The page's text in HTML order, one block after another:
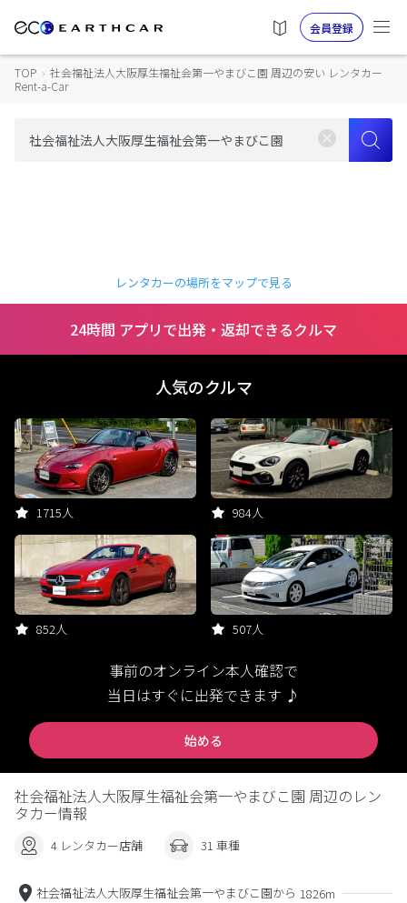
会員登録
TOP › 社会福祉法人大阪厚生福祉会第一やまびこ園 周辺の安い レンタカー
Rent-a-Car
レンタカーの場所をマップで見る
24時間 アプリで出発・返却できるクルマ
人気のクルマ
1715人 984人
852人 507人
事前のオンライン本人確認で
当日はすぐに出発できます ♪
始める
社会福祉法人大阪厚生福祉会第一やまびこ園 周辺のレン
タカー情報
4 レンタカー店舗 31 車種
社会福祉法人大阪厚生福祉会第一やまびこ園から 1826m